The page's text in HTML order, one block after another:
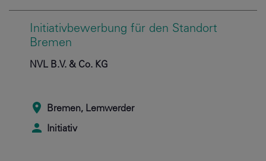
Initiativbewerbung für den Standort
Bremen
NVL B.V. & Co. KG
Bremen, Lemwerder
Initiativ